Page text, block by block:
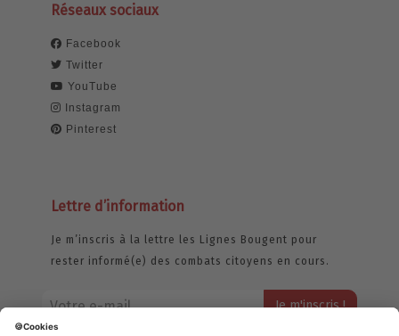
Réseaux sociaux
Facebook
Twitter
YouTube
Instagram
Pinterest
Lettre d’information
Je m’inscris à la lettre les Lignes Bougent pour
rester informé(e) des combats citoyens en cours.